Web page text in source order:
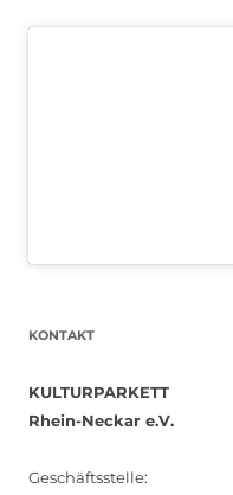
KONTAKT
KULTURPARKETT
Rhein-Neckar e.V.
Geschäftsstelle: